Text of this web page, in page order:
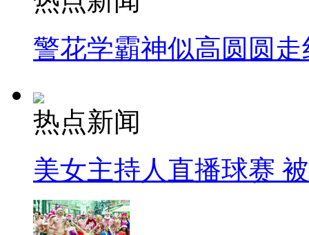
警花学霸神似高圆圆走
热点新闻
美女主持人直播球赛